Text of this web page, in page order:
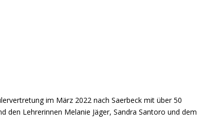
im März 2022 nach Saerbeck mit über 50
den Lehrerinnen Melanie Jäger, Sandra Santoro und dem